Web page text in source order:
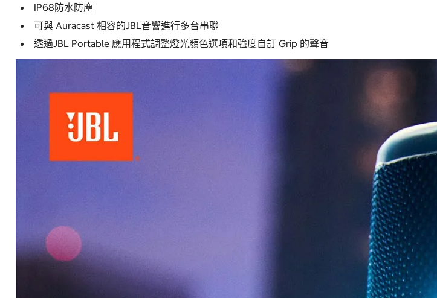
IP68防水防塵
可與 Auracast 相容的JBL音響進行多台串聯
透過JBL Portable 應用程式調整燈光顏色選項和強度自訂 Grip 的聲音